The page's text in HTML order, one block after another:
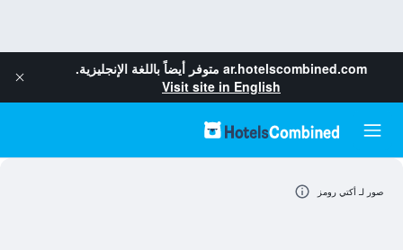
ar.hotelscombined.com متوفر أيضاً باللغة الإنجليزية.
Visit site in English
صور لـ أكتي رومز